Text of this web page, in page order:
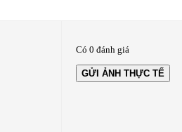
Có 0 đánh giá
GỬI ẢNH THỰC TẾ